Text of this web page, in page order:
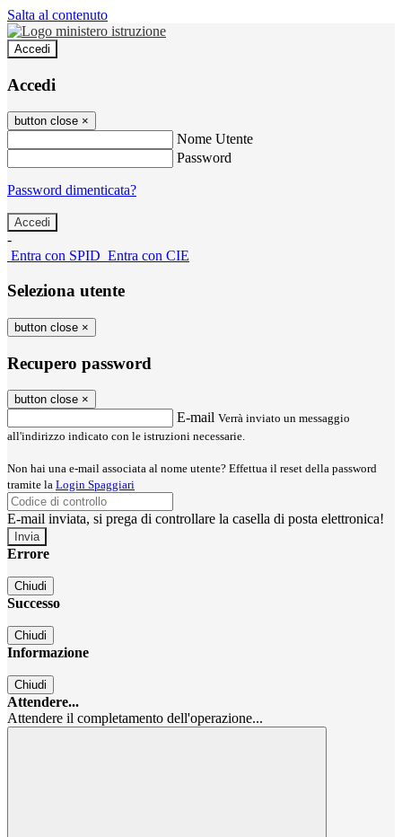
Salta al contenuto
Accedi
Accedi
button close ×
Nome Utente
Password
Password dimenticata?
-
Entra con SPID Entra con CIE
Seleziona utente
button close ×
Recupero password
button close ×
E-mail Verrà inviato un messaggio
all'indirizzo indicato con le istruzioni necessarie.
Non hai una e-mail associata al nome utente? Effettua il reset della password
tramite la Login Spaggiari
E-mail inviata, si prega di controllare la casella di posta elettronica!
Errore
Chiudi
Successo
Chiudi
Informazione
Chiudi
Attendere...
Attendere il completamento dell'operazione...